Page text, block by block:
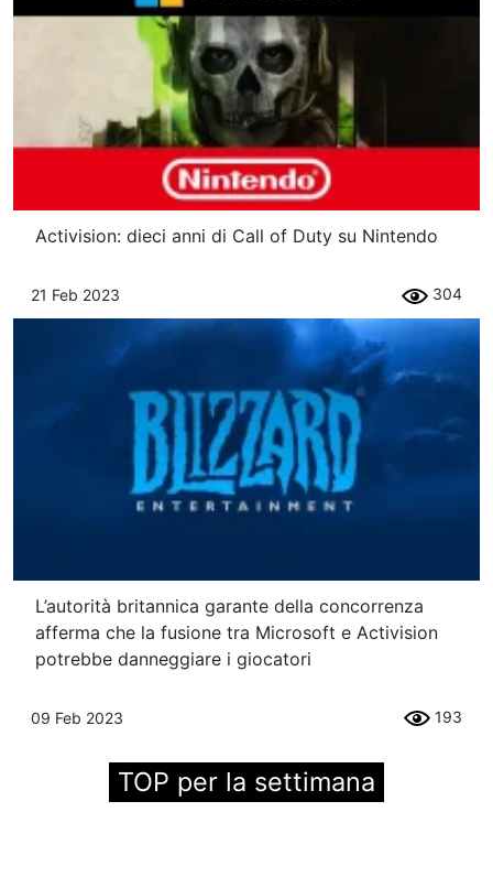
Activision: dieci anni di Call of Duty su Nintendo
21 Feb 2023 304
L’autorità britannica garante della concorrenza
afferma che la fusione tra Microsoft e Activision
potrebbe danneggiare i giocatori
09 Feb 2023 193
TOP per la settimana